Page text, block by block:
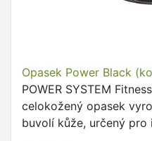
Opasek Power Black
POWER SYSTEM
celokožený opasek
buvolí kůže, určený pro